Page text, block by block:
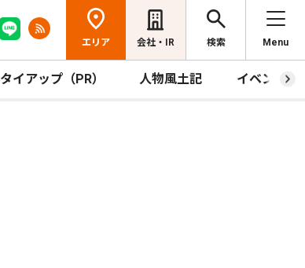
エリア 会社・IR 検索 Menu
タイアップ（PR） 人物風土記 イベント